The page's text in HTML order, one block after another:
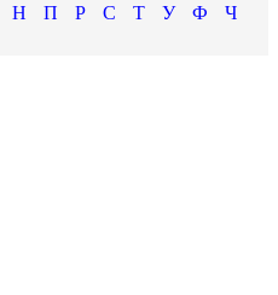
Н П Р С Т У Ф
Ч